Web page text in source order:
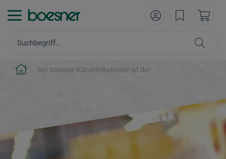
Der boesner-Künstlerkalender ist da!